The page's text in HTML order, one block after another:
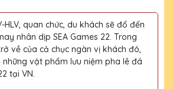
HLV, quan chức, du khách sẽ đổ đến
nhân dịp SEA Games 22. Trong
về của cả chục ngàn vị khách đó,
những vật phẩm lưu niệm pha lê đá
tại VN.